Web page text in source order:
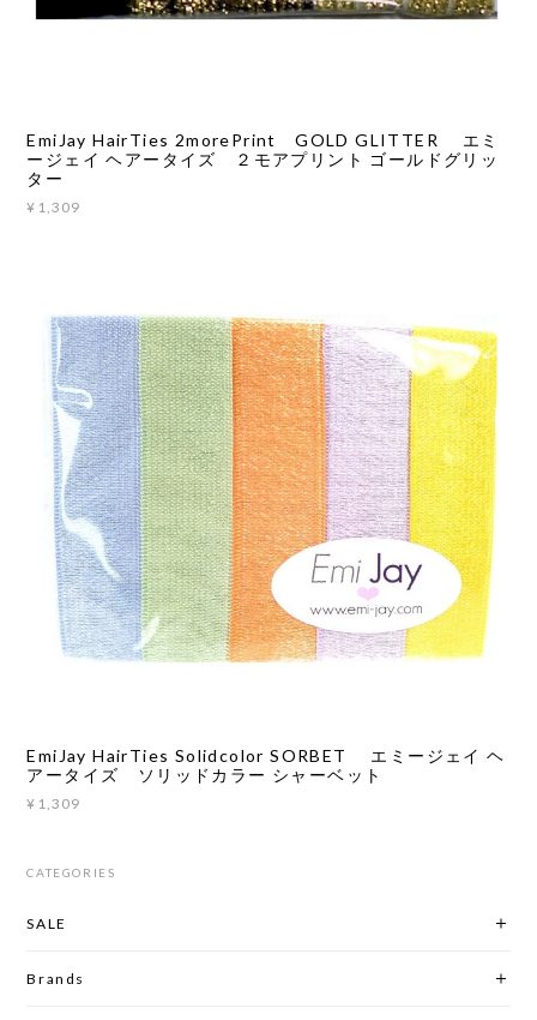
EmiJay HairTies 2morePrint GOLD GLITTER エミ
ージェイ ヘアータイズ ２モアプリント ゴールドグリッ
ター
¥1,309
EmiJay HairTies Solidcolor SORBET エミージェイ ヘ
アータイズ ソリッドカラー シャーベット
¥1,309
CATEGORIES
SALE
Brands